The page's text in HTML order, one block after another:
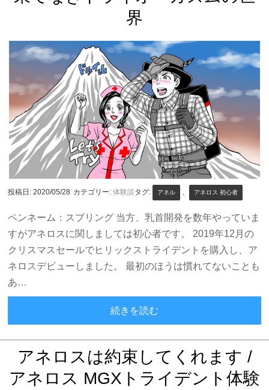
界
投稿日:2020/05/28 カテゴリー:体験談タグ: アネル 、 アネロス 初心者
ペンネーム：スプリング 当方、乳首開発を数年やっていま
すがアネロスに関しましては初心者です。 2019年12月の
クリスマスセールでヒリックストライデントを購入し、ア
ネロスデビューしました。 最初のほうは慣れてないことも
あ…
続きを読む
アネロスは約束してくれます /
アネロス MGXトライデント体験